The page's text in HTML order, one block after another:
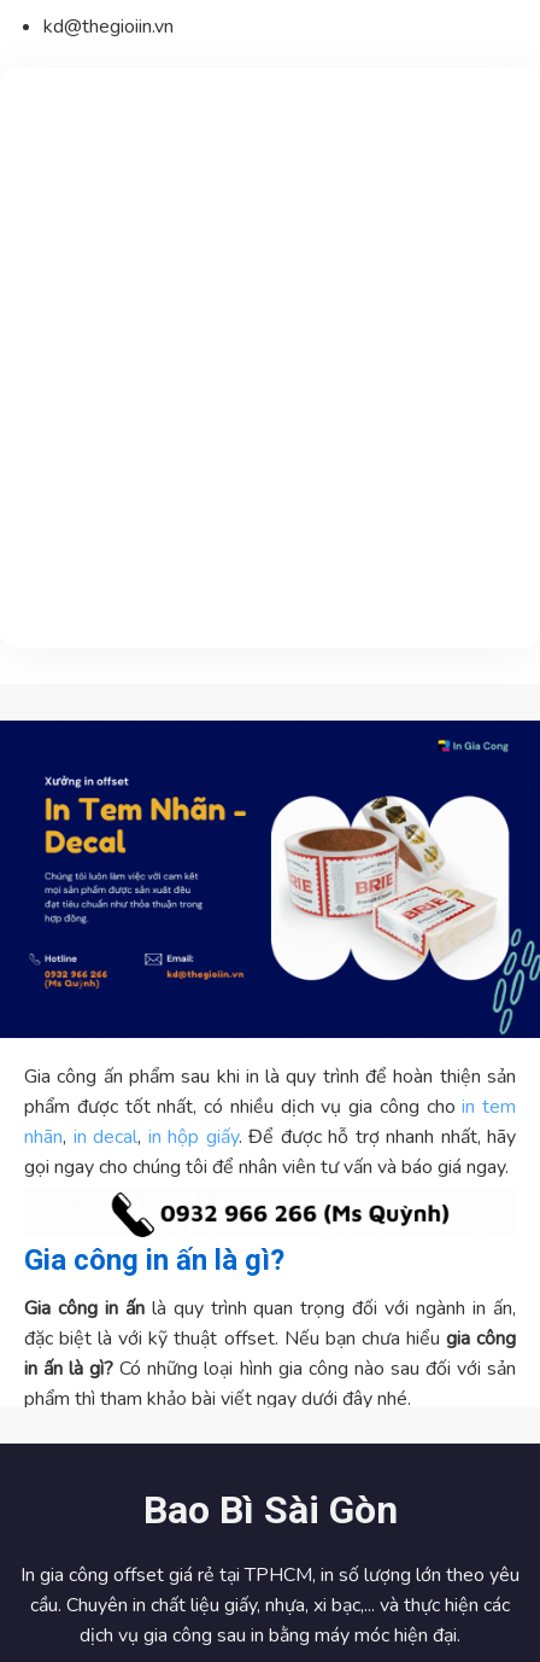
kd@thegioiin.vn
Gia công ấn phẩm sau khi in là quy trình để hoàn thiện sản
phẩm được tốt nhất, có nhiều dịch vụ gia công choin tem
nhãn, in decal, in hộp giấy. Để được hỗ trợ nhanh nhất, hãy
gọi ngay cho chúng tôi để nhân viên tư vấn và báo giá ngay.
Gia công in ấn là gì?
Gia công in ấnlà quy trình quan trọng đối với ngành in ấn,
đặc biệt là với kỹ thuật offset. Nếu bạn chưa hiểu gia công
in ấn là gì? Có những loại hình gia công nào sau đối với sản
phẩm thì tham khảo bài viết ngay dưới đây nhé.
mực in. Đa phần các công ty, tổ chức thường đặt gia công in
số lượng lớn bởi sử dụng thường xuyên, vì vậy nó trở thành
Gia công in ấnlà quy trình được thực hiện sau khi đã có
thành phẩm, ngoài vấn đề sản phẩm phải có thiết kế đẹp
hơn, màu chuẩn và hình ảnh sắc nét thì cần phải thực hiện
Bao Bì Sài Gòn
In gia công offset giá rẻ tại TPHCM, in số lượng lớn theo yêu
cầu. Chuyên in chất liệu giấy, nhựa, xi bạc,... và thực hiện các
dịch vụ gia công sau in bằng máy móc hiện đại.